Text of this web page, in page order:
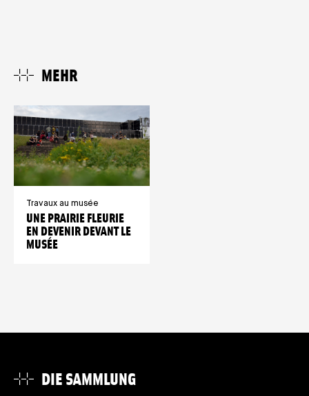
MEHR
UNE PRAIRIE FLEURIE
EN DEVENIR DEVANT LE
MUSÉE
Travaux au musée
DIE SAMMLUNG